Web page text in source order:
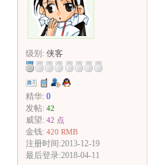
级别: 侠客
精华: 0
发帖: 42
威望: 42 点
金钱: 420 RMB
注册时间:2013-12-19
最后登录:2018-04-11